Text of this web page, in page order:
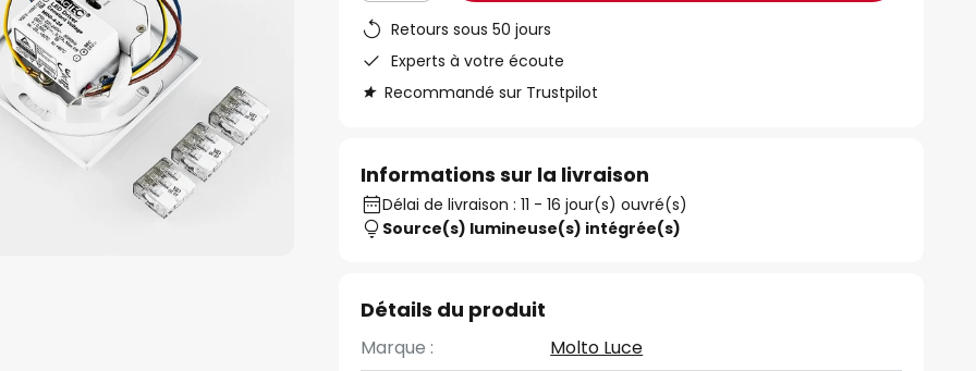
Retours sous 50 jours
Experts à votre écoute
Recommandé sur Trustpilot
Informations sur la livraison
Délai de livraison : 11 - 16 jour(s) ouvré(s)
Source(s) lumineuse(s) intégrée(s)
Détails du produit
Marque :
Molto Luce